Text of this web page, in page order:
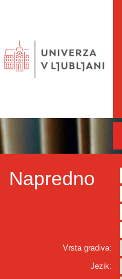
Napredno
Vrsta gradiva:
Jezik: